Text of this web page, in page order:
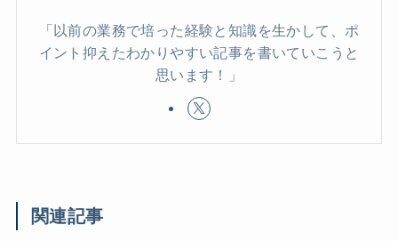
「以前の業務で培った経験と知識を生かして、ポ
イント抑えたわかりやすい記事を書いていこうと
思います！」
関連記事